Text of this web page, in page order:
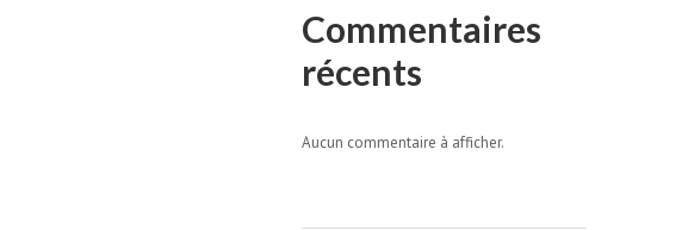
Commentaires
récents
Aucun commentaire à afficher.